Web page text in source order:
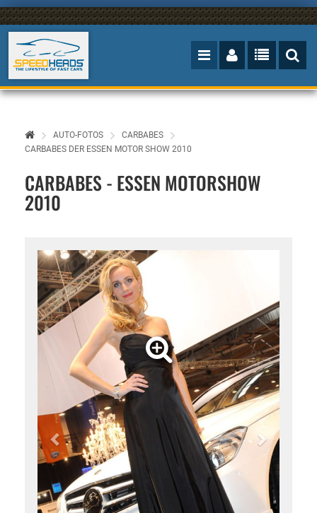
AUTO-FOTOS
CARBABES
CARBABES DER ESSEN MOTOR SHOW 2010
CARBABES - ESSEN MOTORSHOW
2010